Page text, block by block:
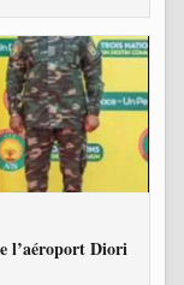
l’aéroport Diori